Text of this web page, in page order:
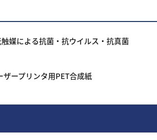
媒による抗菌・抗ウイルス・抗真菌
ープリンタ用PET合成紙